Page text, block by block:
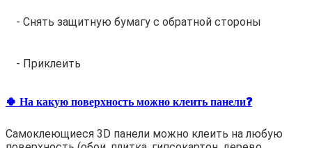
- Снять защитную бумагу с обратной стороны
- Приклеить
🍀 На какую поверхность можно клеить панели❓
Самоклеющиеся 3D панели можно клеить на любую